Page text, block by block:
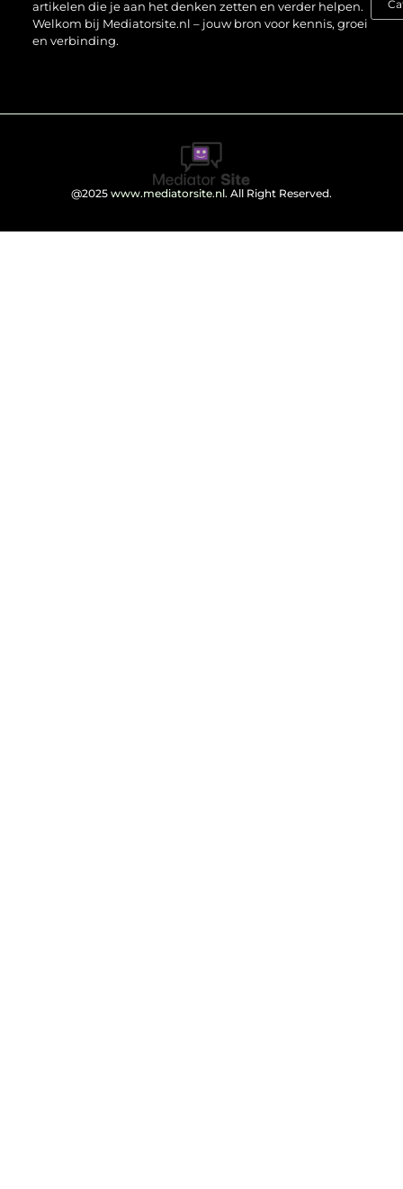
artikelen die je aan het denken zetten en verder helpen.
Welkom bij Mediatorsite.nl – jouw bron voor kennis, groei
en verbinding.
@2025 www.mediatorsite.nl. All Right Reserved.